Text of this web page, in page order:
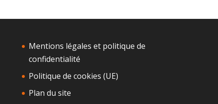
Mentions légales et politique de
confidentialité
Politique de cookies (UE)
Plan du site